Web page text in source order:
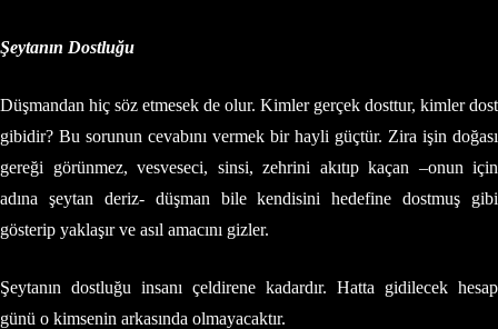
Şeytanın Dostluğu
Düşmandan hiç söz etmesek de olur. Kimler gerçek dosttur, kimler dost
gibidir? Bu sorunun cevabını vermek bir hayli güçtür. Zira işin doğası
gereği görünmez, vesveseci, sinsi, zehrini akıtıp kaçan –onun için
adına şeytan deriz- düşman bile kendisini hedefine dostmuş gibi
gösterip yaklaşır ve asıl amacını gizler.
Şeytanın dostluğu insanı çeldirene kadardır. Hatta gidilecek hesap
günü o kimsenin arkasında olmayacaktır.